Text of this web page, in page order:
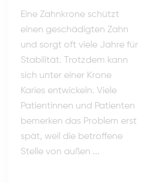
Eine Zahnkrone schützt
einen geschädigten Zahn
und sorgt oft viele Jahre für
Stabilität. Trotzdem kann
sich unter einer Krone
Karies entwickeln. Viele
Patientinnen und Patienten
bemerken das Problem erst
spät, weil die betroffene
Stelle von außen ...